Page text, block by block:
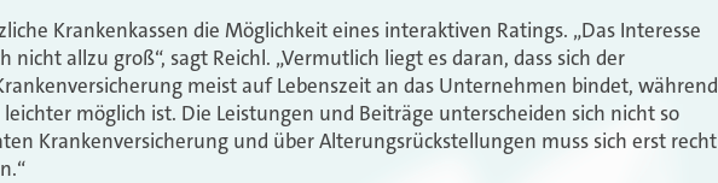
Krankenkassen die Möglichkeit eines interaktiven Ratings. „Das Interesse
nicht allzu groß“, sagt Reichl. „Vermutlich liegt es daran, dass sich der
meist auf Lebenszeit an das Unternehmen bindet, während
leichter möglich ist. Die Leistungen und Beiträge unterscheiden sich nicht so
Krankenversicherung und über Alterungsrückstellungen muss sich erst recht